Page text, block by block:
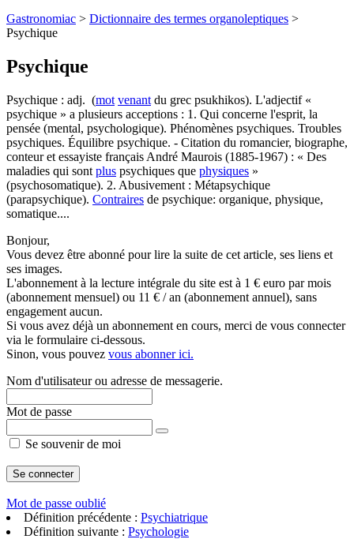
Gastronomiac > Dictionnaire des termes organoleptiques >
Psychique
Psychique
Psychique : adj. (mot venant du grec psukhikos). L'adjectif «
psychique » a plusieurs acceptions : 1. Qui concerne l'esprit, la
pensée (mental, psychologique). Phénomènes psychiques. Troubles
psychiques. Équilibre psychique. - Citation du romancier, biographe,
conteur et essayiste français André Maurois (1885-1967) : « Des
maladies qui sont plus psychiques que physiques »
(psychosomatique). 2. Abusivement : Métapsychique
(parapsychique). Contraires de psychique: organique, physique,
somatique....
Bonjour,
Vous devez être abonné pour lire la suite de cet article, ses liens et
ses images.
L'abonnement à la lecture intégrale du site est à 1 € euro par mois
(abonnement mensuel) ou 11 € / an (abonnement annuel), sans
engagement aucun.
Si vous avez déjà un abonnement en cours, merci de vous connecter
via le formulaire ci-dessous.
Sinon, vous pouvez vous abonner ici.
Nom d'utilisateur ou adresse de messagerie.
Mot de passe
Se souvenir de moi
Mot de passe oublié
Définition précédente : Psychiatrique
Définition suivante : Psychologie